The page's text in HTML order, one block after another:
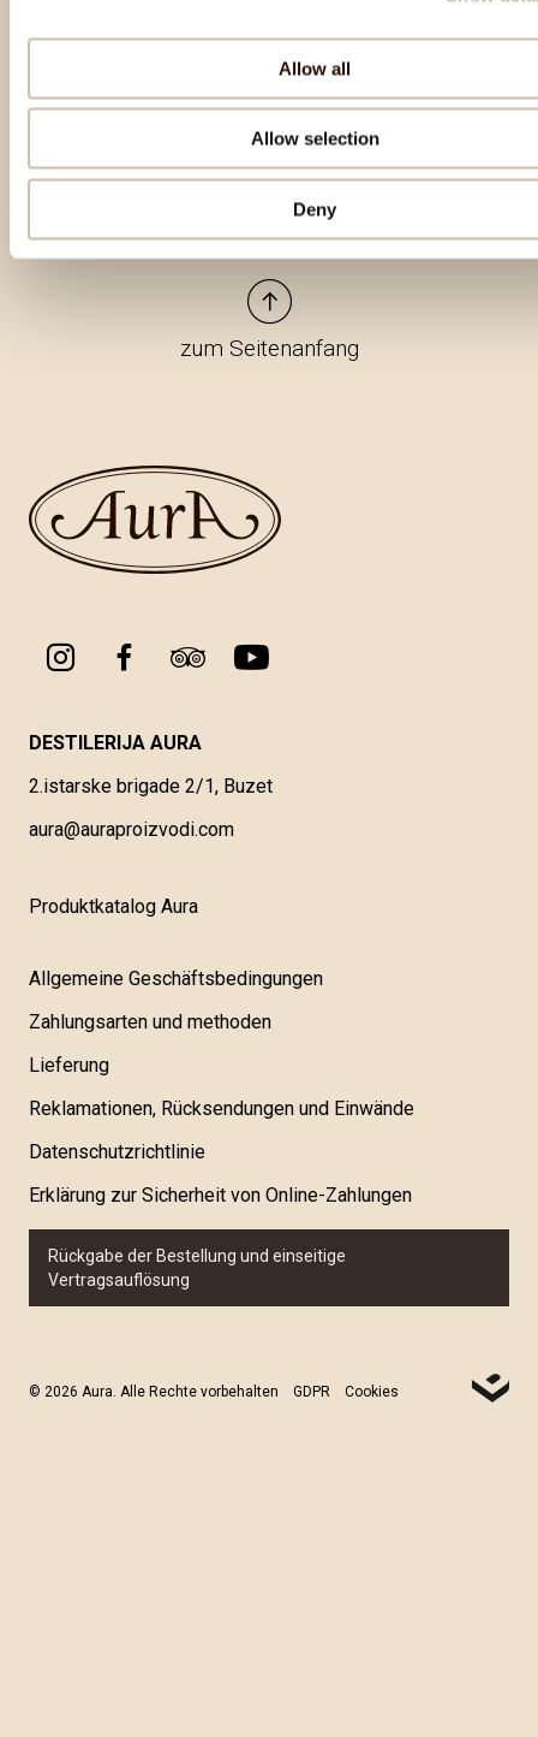
Allow all
Allow selection
Deny
Besondere Produkte
zum Seitenanfang
DESTILERIJA AURA
2.istarske brigade 2/1, Buzet
aura@auraproizvodi.com
Produktkatalog Aura
Allgemeine Geschäftsbedingungen
Zahlungsarten und methoden
Lieferung
Reklamationen, Rücksendungen und Einwände
Datenschutzrichtlinie
Erklärung zur Sicherheit von Online-Zahlungen
Rückgabe der Bestellung und einseitige
Vertragsauflösung
© 2026 Aura. Alle Rechte vorbehalten GDPR Cookies